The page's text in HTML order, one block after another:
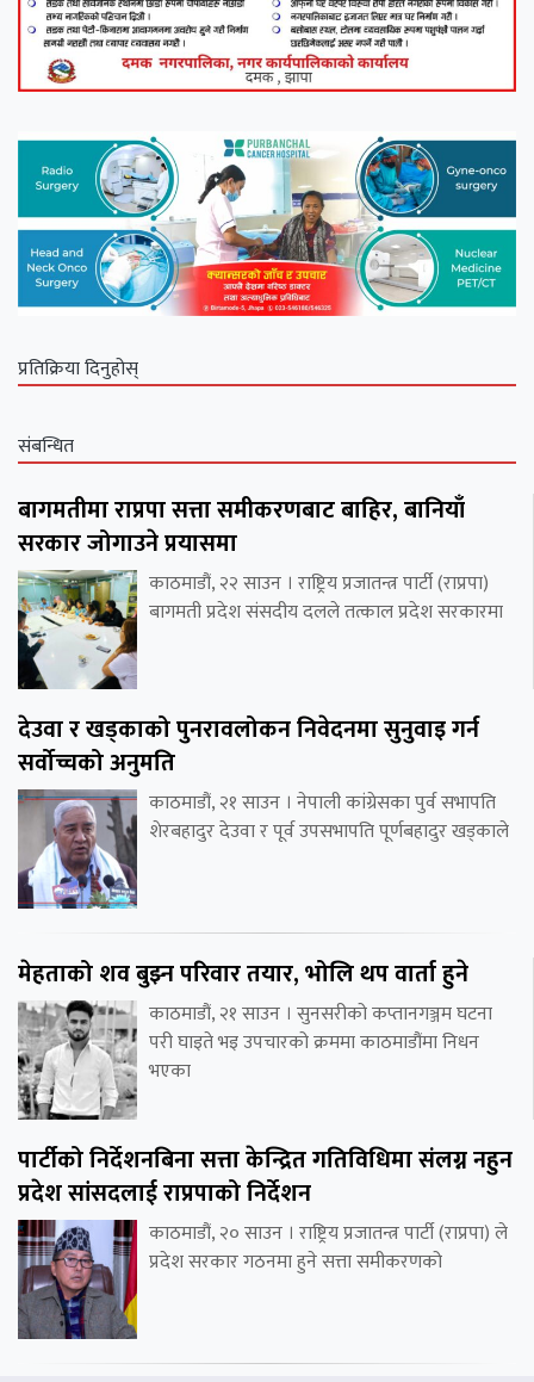
प्रतिक्रिया दिनुहोस्
संबन्धित
बागमतीमा राप्रपा सत्ता समीकरणबाट बाहिर, बानियाँ
सरकार जोगाउने प्रयासमा
काठमाडौं, २२ साउन । राष्ट्रिय प्रजातन्त्र पार्टी (राप्रपा)
बागमती प्रदेश संसदीय दलले तत्काल प्रदेश सरकारमा
देउवा र खड्काको पुनरावलोकन निवेदनमा सुनुवाइ गर्न
सर्वोच्चको अनुमति
काठमाडौं, २१ साउन । नेपाली कांग्रेसका पुर्व सभापति
शेरबहादुर देउवा र पूर्व उपसभापति पूर्णबहादुर खड्काले
मेहताको शव बुझ्न परिवार तयार, भोलि थप वार्ता हुने
काठमाडौं, २१ साउन । सुनसरीको कप्तानगञ्जम घटना
परी घाइते भइ उपचारको क्रममा काठमाडौंमा निधन
भएका
पार्टीको निर्देशनबिना सत्ता केन्द्रित गतिविधिमा संलग्न नहुन
प्रदेश सांसदलाई राप्रपाको निर्देशन
काठमाडौं, २० साउन । राष्ट्रिय प्रजातन्त्र पार्टी (राप्रपा) ले
प्रदेश सरकार गठनमा हुने सत्ता समीकरणको